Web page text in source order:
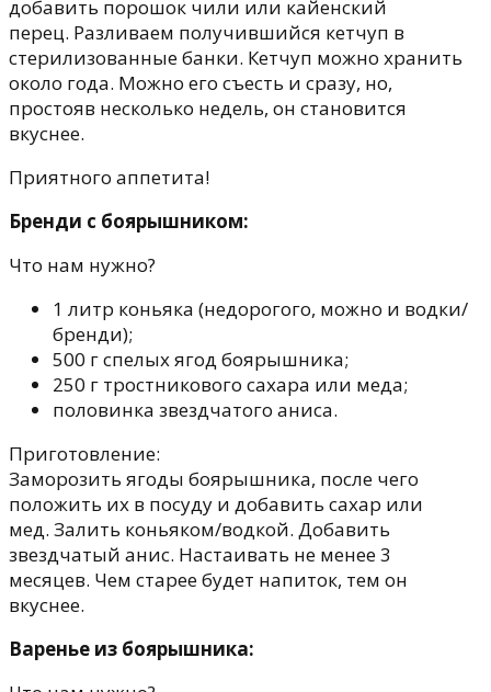
добавить порошок чили или кайенский
перец. Разливаем получившийся кетчуп в
стерилизованные банки. Кетчуп можно хранить
около года. Можно его съесть и сразу, но,
простояв несколько недель, он становится
вкуснее.
Приятного аппетита!
Бренди с боярышником:
Что нам нужно?
1 литр коньяка (недорогого, можно и водки/
бренди);
500 г спелых ягод боярышника;
250 г тростникового сахара или меда;
половинка звездчатого аниса.
Приготовление:
Заморозить ягоды боярышника, после чего
положить их в посуду и добавить сахар или
мед. Залить коньяком/водкой. Добавить
звездчатый анис. Настаивать не менее 3
месяцев. Чем старее будет напиток, тем он
вкуснее.
Варенье из боярышника: